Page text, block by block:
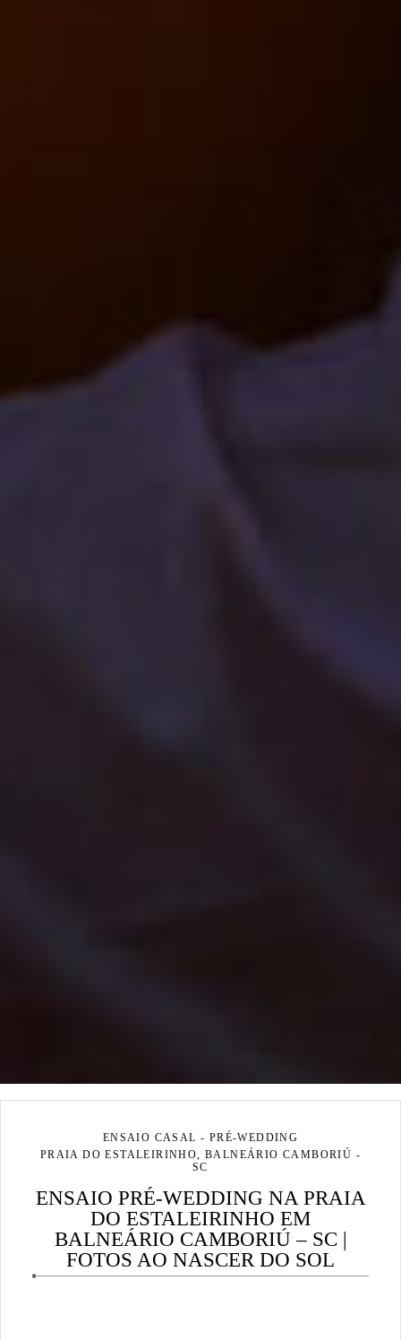
ENSAIO CASAL - PRÉ-WEDDING
PRAIA DO ESTALEIRINHO, BALNEÁRIO CAMBORIÚ -
SC
ENSAIO PRÉ-WEDDING NA PRAIA
DO ESTALEIRINHO EM
BALNEÁRIO CAMBORIÚ – SC |
FOTOS AO NASCER DO SOL